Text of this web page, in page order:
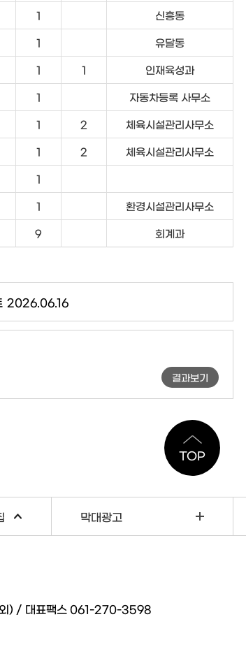
1 신흥동
1 유달동
1 1 인재육성과
1 자동차등록 사무소
1 2 체육시설관리사무소
1 2 체육시설관리사무소
1
1 환경시설관리사무소
9 회계과
2026.06.16
결과보기
TOP
막대광고
외) / 대표팩스 061-270-3598